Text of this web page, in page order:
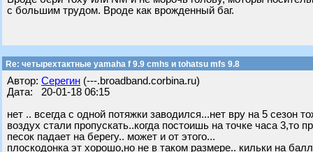
с большим трудом. Вроде как врожденный баг.
Re: четырехтактные yamaha f 9.9 cmhs и tohatsu mfs 9.8
Автор: Серегин (---.broadband.corbina.ru)
Дата: 20-01-18 06:15
нет .. всегда с одной потяжки заводился...нет вру на 5 сезон
воздух стали пропускать..когда постоишь на точке часа 3,то
песок падает на берегу.. может и от этого...
плоскодонка эт хорошо,но не в таком размере.. кильки на